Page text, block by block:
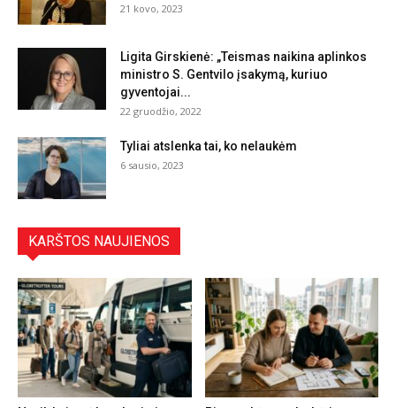
21 kovo, 2023
Ligita Girskienė: „Teismas naikina aplinkos
ministro S. Gentvilo įsakymą, kuriuo
gyventojai...
22 gruodžio, 2022
Tyliai atslenka tai, ko nelaukėm
6 sausio, 2023
KARŠTOS NAUJIENOS